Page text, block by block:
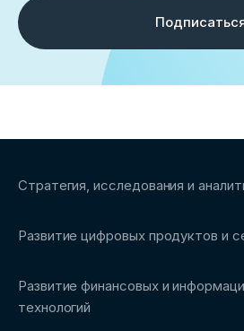
Стратегия, исследования и
Обзоры рынка и аналитические
Трендвотчинг и информационный
Развитие цифровых продуктов и
Развитие финансовых и
технологий